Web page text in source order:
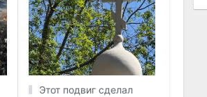
Этот подвиг сделал